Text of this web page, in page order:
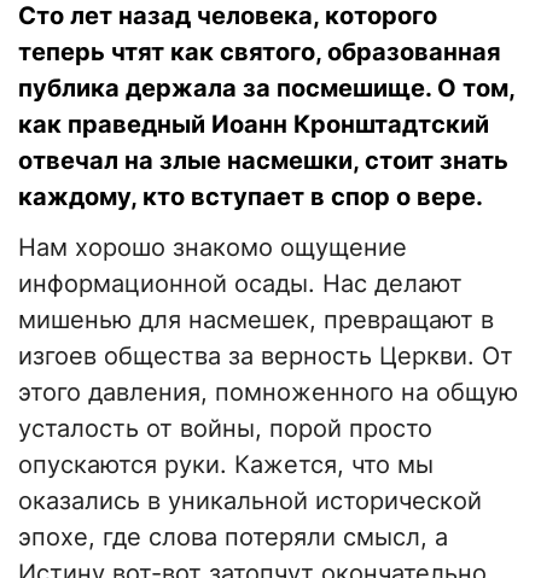
Сто лет назад человека, которого
теперь чтят как святого, образованная
публика держала за посмешище. О том,
как праведный Иоанн Кронштадтский
отвечал на злые насмешки, стоит знать
каждому, кто вступает в спор о вере.
Нам хорошо знакомо ощущение
информационной осады. Нас делают
мишенью для насмешек, превращают в
изгоев общества за верность Церкви. От
этого давления, помноженного на общую
усталость от войны, порой просто
опускаются руки. Кажется, что мы
оказались в уникальной исторической
эпохе, где слова потеряли смысл, а